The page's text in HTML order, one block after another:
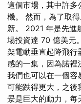
這個市場，其中許多
機。 然而，為了取
新。 2021 年是先進
場投資達 70 億美元
架電動垂直起降飛行
感的一集，因為諾裡
我們也可以在一個容
可能跌得更大，之後
景是巨大的動力，每